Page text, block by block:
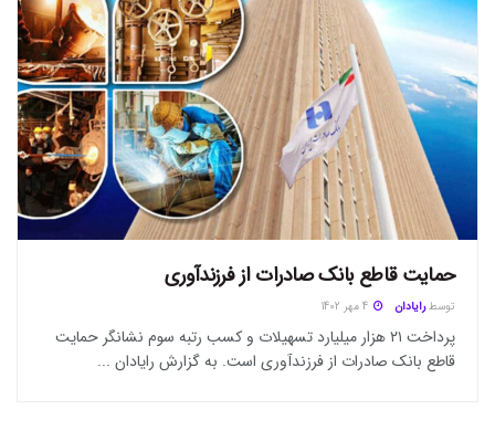
حمایت قاطع بانک صادرات از فرزندآوری
توسط رایادان
پرداخت ۲۱ هزار میلیارد تسهیلات و کسب رتبه سوم نشانگر حمایت
قاطع بانک صادرات از فرزندآوری است. به گزارش رایادان ...